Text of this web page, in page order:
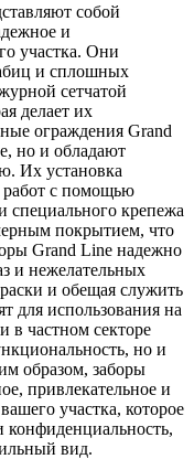
собой
и
участка. Они
и сплошных
сетчатой
делает их
ограждения Grand
но и обладают
Их установка
работ с помощью
специального крепежа
покрытием, что
Grand Line надежно
и нежелательных
и обещая служить
для использования на
в частном секторе
но и
образом, заборы
привлекательное и
участка, которое
конфиденциальность,
вид.